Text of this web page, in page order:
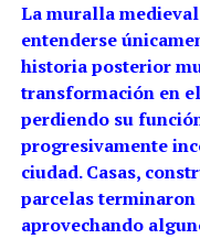
La muralla
entenderse
historia posterior
transformación en
perdiendo su
progresivamente
ciudad. Casas,
parcelas terminaron
aprovechando